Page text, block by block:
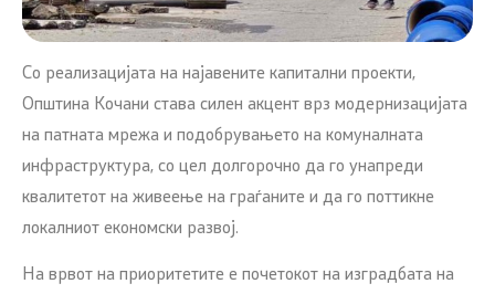
Со реализацијата на најавените капитални проекти,
Општина Кочани става силен акцент врз модернизацијата
на патната мрежа и подобрувањето на комуналната
инфраструктура, со цел долгорочно да го унапреди
квалитетот на живеење на граѓаните и да го поттикне
локалниот економски развој.
На врвот на приоритетите е почетокот на изградбата на